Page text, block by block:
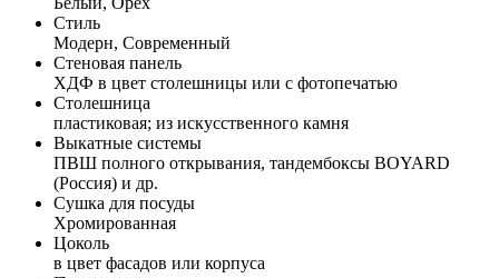
Стиль
Модерн, Современный
Стеновая панель
ХДФ в цвет столешницы или с фотопечатью
Столешница
пластиковая; из искусственного камня
Выкатные системы
ПВШ полного открывания, тандембоксы BOYARD
(Россия) и др.
Сушка для посуды
Хромированная
Цоколь
в цвет фасадов или корпуса